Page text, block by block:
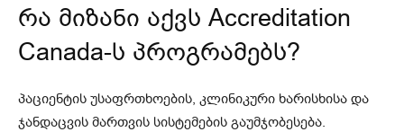
რა მიზანი აქვს Accreditation
Canada-ს პროგრამებს?
პაციენტის უსაფრთხოების, კლინიკური ხარისხისა და
ჯანდაცვის მართვის სისტემების გაუმჯობესება.